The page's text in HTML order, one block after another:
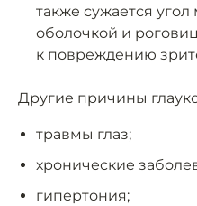
также сужается
оболочкой и
к повреждению
Другие причины
травмы глаз;
хронические
гипертония;